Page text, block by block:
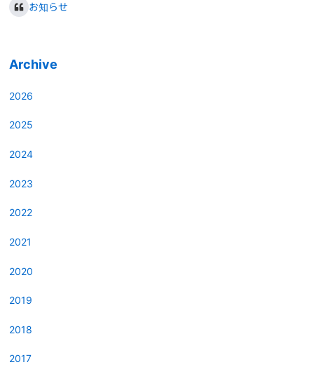
お知らせ
Archive
2026
2025
2024
2023
2022
2021
2020
2019
2018
2017